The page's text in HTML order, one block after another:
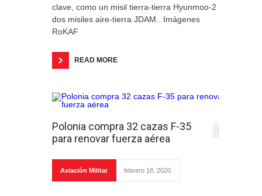
clave, como un misil tierra-tierra Hyunmoo-2 y
dos misiles aire-tierra JDAM.. Imágenes
RoKAF
READ MORE
Polonia compra 32 cazas F-35
para renovar fuerza aérea
0
Aviación Militar febrero 18, 2020